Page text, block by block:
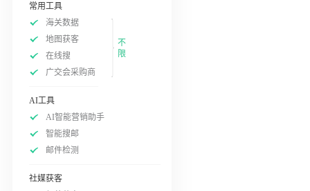
常用工具
海关数据
地图获客
在线搜
广交会采购商
不
限
AI工具
AI智能营销助手
智能搜邮
邮件检测
社媒获客